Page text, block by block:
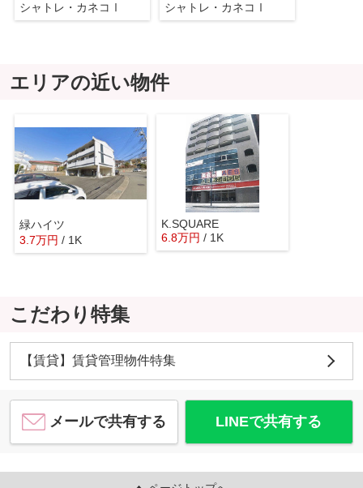
シャトレ・カネコⅠ シャトレ・カネコⅠ
エリアの近い物件
緑ハイツ
3.7万円 / 1K
K.SQUARE
6.8万円 / 1K
こだわり特集
【賃貸】賃貸管理物件特集
メールで共有する LINEで共有する